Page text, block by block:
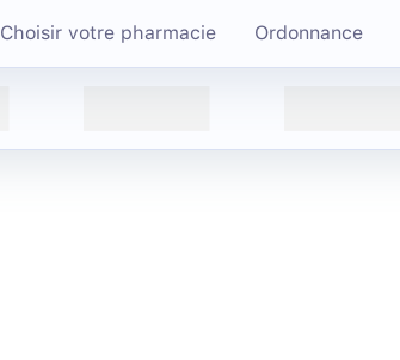
Choisir votre pharmacie Ordonnance